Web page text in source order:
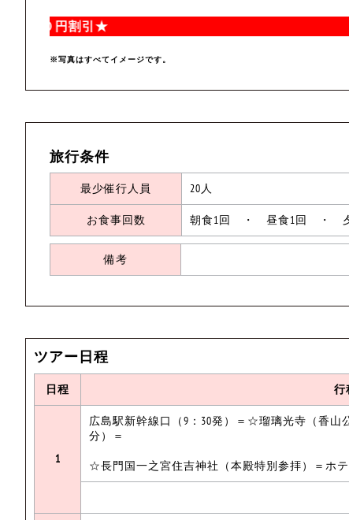
０円割引★
※写真はすべてイメージです。
旅行条件
最少催行人員 20人
お食事回数 朝食1回 ・ 昼食1回 ・
備考
ツアー日程
日程 行
1
広島駅新幹線口（9：30発）＝☆瑠璃光寺（香山
分）＝
☆長門国一之宮住吉神社（本殿特別参拝）＝ホテ